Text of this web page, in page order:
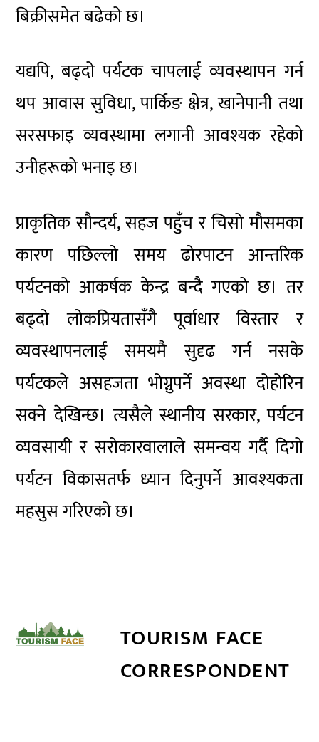
बिक्रीसमेत बढेको छ।
यद्यपि, बढ्दो पर्यटक चापलाई व्यवस्थापन गर्न
थप आवास सुविधा, पार्किङ क्षेत्र, खानेपानी तथा
सरसफाइ व्यवस्थामा लगानी आवश्यक रहेको
उनीहरूको भनाइ छ।
प्राकृतिक सौन्दर्य, सहज पहुँच र चिसो मौसमका
कारण पछिल्लो समय ढोरपाटन आन्तरिक
पर्यटनको आकर्षक केन्द्र बन्दै गएको छ। तर
बढ्दो लोकप्रियतासँगै पूर्वाधार विस्तार र
व्यवस्थापनलाई समयमै सुदृढ गर्न नसके
पर्यटकले असहजता भोग्नुपर्ने अवस्था दोहोरिन
सक्ने देखिन्छ। त्यसैले स्थानीय सरकार, पर्यटन
व्यवसायी र सरोकारवालाले समन्वय गर्दै दिगो
पर्यटन विकासतर्फ ध्यान दिनुपर्ने आवश्यकता
महसुस गरिएको छ।
TOURISM FACE
CORRESPONDENT